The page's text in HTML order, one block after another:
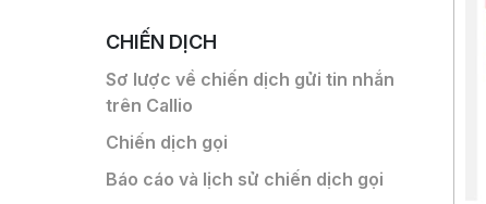
CHIẾN DỊCH
Sơ lược về chiến dịch gửi tin nhắn
trên Callio
Chiến dịch gọi
Báo cáo và lịch sử chiến dịch gọi